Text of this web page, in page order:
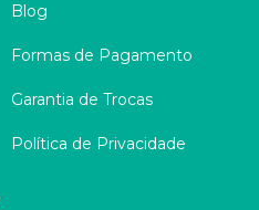
Blog
Formas de Pagamento
Garantia de Trocas
Política de Privacidade